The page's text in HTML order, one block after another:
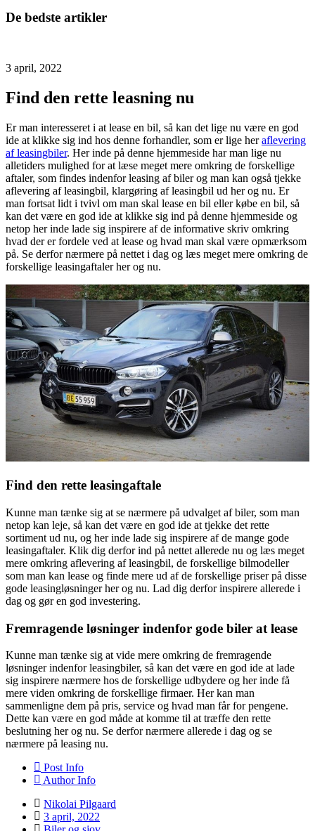
De bedste artikler
3 april, 2022
Find den rette leasning nu
Er man interesseret i at lease en bil, så kan det lige nu være en god
ide at klikke sig ind hos denne forhandler, som er lige heraflevering
af leasingbiler. Her inde på denne hjemmeside har man lige nu
alletiders mulighed for at læse meget mere omkring de forskellige
aftaler, som findes indenfor leasing af biler og man kan også tjekke
aflevering af leasingbil, klargøring af leasingbil ud her og nu. Er
man fortsat lidt i tvivl om man skal lease en bil eller købe en bil, så
kan det være en god ide at klikke sig ind på denne hjemmeside og
netop her inde lade sig inspirere af de informative skriv omkring
hvad der er fordele ved at lease og hvad man skal være opmærksom
på. Se derfor nærmere på nettet i dag og læs meget mere omkring de
forskellige leasingaftaler her og nu.
Find den rette leasingaftale
Kunne man tænke sig at se nærmere på udvalget af biler, som man
netop kan leje, så kan det være en god ide at tjekke det rette
sortiment ud nu, og her inde lade sig inspirere af de mange gode
leasingaftaler. Klik dig derfor ind på nettet allerede nu og læs meget
mere omkring aflevering af leasingbil, de forskellige bilmodeller
som man kan lease og finde mere ud af de forskellige priser på disse
gode leasingløsninger her og nu. Lad dig derfor inspirere allerede i
dag og gør en god investering.
Fremragende løsninger indenfor gode biler at lease
Kunne man tænke sig at vide mere omkring de fremragende
løsninger indenfor leasingbiler, så kan det være en god ide at lade
sig inspirere nærmere hos de forskellige udbydere og her inde få
mere viden omkring de forskellige firmaer. Her kan man
sammenligne dem på pris, service og hvad man får for pengene.
Dette kan være en god måde at komme til at træffe den rette
beslutning her og nu. Se derfor nærmere allerede i dag og se
nærmere på leasing nu.
Post Info
Author Info
Nikolai Pilgaard
3 april, 2022